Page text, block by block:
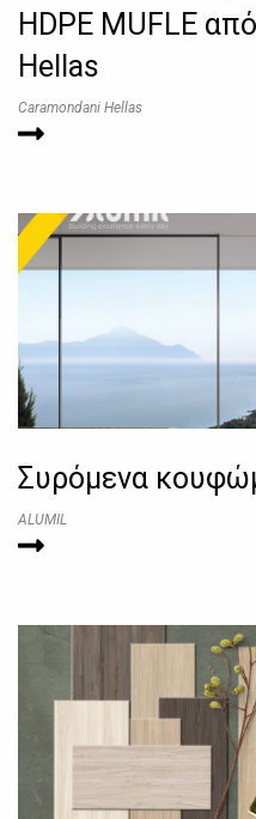
HDPE MUFLE
Hellas
Caramondani Hellas
Συρόμενα
ALUMIL